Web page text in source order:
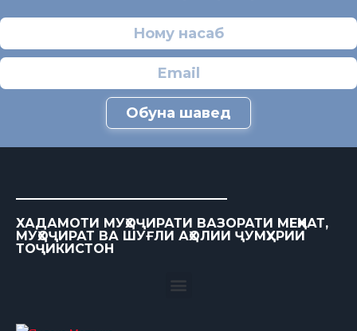
Обуна шавед
ХАДАМОТИ МУҲОҶИРАТИ ВАЗОРАТИ МЕҲНАТ,
МУҲОҶИРАТ ВА ШУҒЛИ АҲОЛИИ ҶУМҲУРИИ
ТОҶИКИСТОН